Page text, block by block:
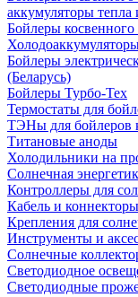
аккумуляторы тепла
Бойлеры
Бойлеры
(Беларусь)
Бойлеры Турбо-Тех
Термостаты для
ТЭНы для бойлеров
Титановые аноды
Холодильники на
Солнечная
Контроллеры для
Кабель и
Крепления для
Инструменты и
Солнечные
Светодиодное
Светодиодные